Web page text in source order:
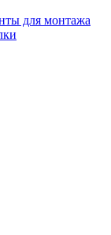
для монтажа